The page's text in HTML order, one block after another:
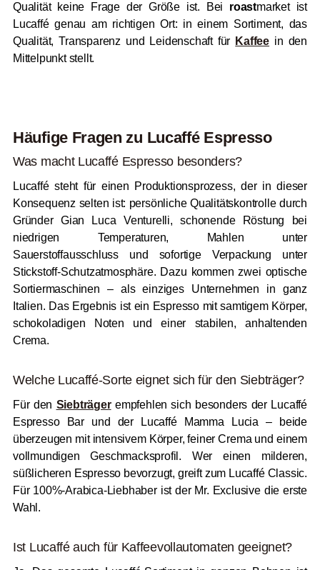
Qualität keine Frage der Größe ist. Bei roastmarket ist
Lucaffé genau am richtigen Ort: in einem Sortiment, das
Qualität, Transparenz und Leidenschaft für Kaffee in den
Mittelpunkt stellt.
Häufige Fragen zu Lucaffé Espresso
Was macht Lucaffé Espresso besonders?
Lucaffé steht für einen Produktionsprozess, der in dieser
Konsequenz selten ist: persönliche Qualitätskontrolle durch
Gründer Gian Luca Venturelli, schonende Röstung bei
niedrigen Temperaturen, Mahlen unter
Sauerstoffausschluss und sofortige Verpackung unter
Stickstoff-Schutzatmosphäre. Dazu kommen zwei optische
Sortiermaschinen – als einziges Unternehmen in ganz
Italien. Das Ergebnis ist ein Espresso mit samtigem Körper,
schokoladigen Noten und einer stabilen, anhaltenden
Crema.
Welche Lucaffé-Sorte eignet sich für den Siebträger?
Für den Siebträgerempfehlen sich besonders der Lucaffé
Espresso Bar und der Lucaffé Mamma Lucia – beide
überzeugen mit intensivem Körper, feiner Crema und einem
vollmundigen Geschmacksprofil. Wer einen milderen,
süßlicheren Espresso bevorzugt, greift zum Lucaffé Classic.
Für 100%-Arabica-Liebhaber ist der Mr. Exclusive die erste
Wahl.
Ist Lucaffé auch für Kaffeevollautomaten geeignet?